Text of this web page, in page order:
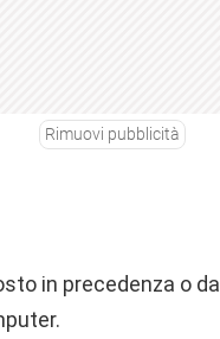
Rimuovi pubblicità
in precedenza o da